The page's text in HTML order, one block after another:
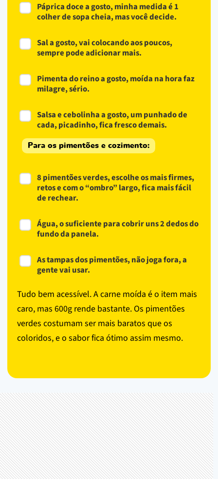
Páprica doce a gosto, minha medida é 1
colher de sopa cheia, mas você decide.
Sal a gosto, vai colocando aos poucos,
sempre pode adicionar mais.
Pimenta do reino a gosto, moída na hora faz
milagre, sério.
Salsa e cebolinha a gosto, um punhado de
cada, picadinho, fica fresco demais.
Para os pimentões e cozimento:
8 pimentões verdes, escolhe os mais firmes,
retos e com o “ombro” largo, fica mais fácil
de rechear.
Água, o suficiente para cobrir uns 2 dedos do
fundo da panela.
As tampas dos pimentões, não joga fora, a
gente vai usar.
Tudo bem acessível. A carne moída é o item mais
caro, mas 600g rende bastante. Os pimentões
verdes costumam ser mais baratos que os
coloridos, e o sabor fica ótimo assim mesmo.